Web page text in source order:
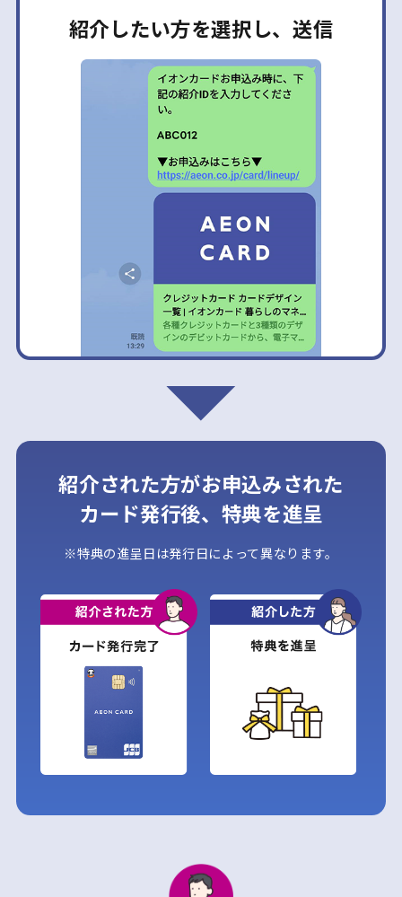
紹介したい方を選択し、送信
紹介された方がお申込みされた
カード発行後、特典を進呈
※特典の進呈日は発行日によって異なります。